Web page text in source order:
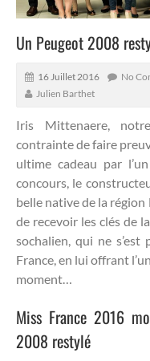
Un Peugeot 2008
16 Juillet 2016 No
Julien Barthet
Iris Mittenaere,
contrainte de faire
ultime cadeau par
concours, le
belle native de la
de recevoir les clés de
sochalien, qui ne
France, en lui offrant
moment…
Miss France 2016
2008 restylé